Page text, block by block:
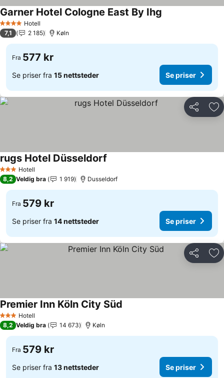
4 StjernerHotell
Garner Hotel Cologne East By Ihg
7,1 2 185 Køln
Fra 577 kr
Se priser fra 15 nettsteder Se priser
Del
3 StjernerHotell
rugs Hotel Düsseldorf
8,2 Veldig bra 1 919 Dusseldorf
Fra 579 kr
Se priser fra 14 nettsteder Se priser
Del
3 StjernerHotell
Premier Inn Köln City Süd
8,2 Veldig bra 14 673 Køln
Fra 579 kr
Se priser fra 13 nettsteder Se priser